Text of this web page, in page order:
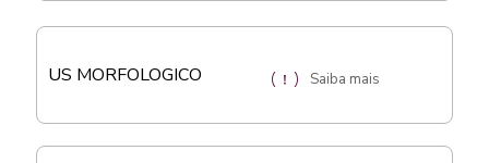
US MORFOLOGICO Saiba mais